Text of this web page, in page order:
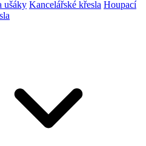
ušáky Kancelářské křesla Houpací